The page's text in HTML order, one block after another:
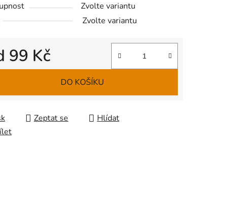
Zvolte variantu
Zvolte variantu
99 Kč
cena:
DO KOŠÍKU
Zeptat se
Hlídat